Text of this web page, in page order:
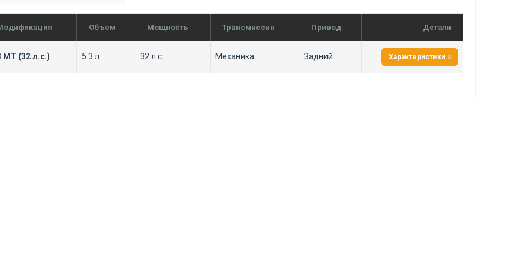
Объем Мощность Трансмиссия Привод Детали
MT (32 л.с.) 5.3 л 32 л.с. Механика Задний Характеристики